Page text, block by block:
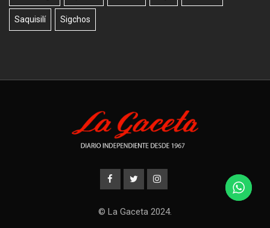
Saquisilí Sigchos
© La Gaceta 2024.